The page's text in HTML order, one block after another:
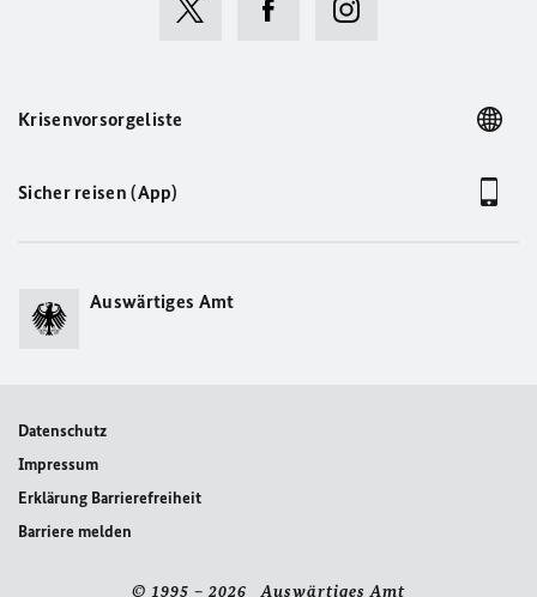
Krisenvorsorgeliste
Sicher reisen (App)
Auswärtiges Amt
Datenschutz
Impressum
Erklärung Barrierefreiheit
Barriere melden
© 1995 – 2026 Auswärtiges Amt